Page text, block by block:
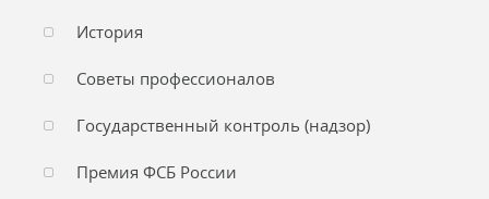
История
Советы профессионалов
Государственный контроль (надзор)
Премия ФСБ России